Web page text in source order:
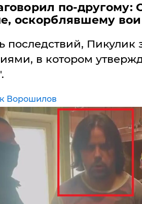
по-
оскорблявшему
последствий, Пикулик
в котором
Ворошилов